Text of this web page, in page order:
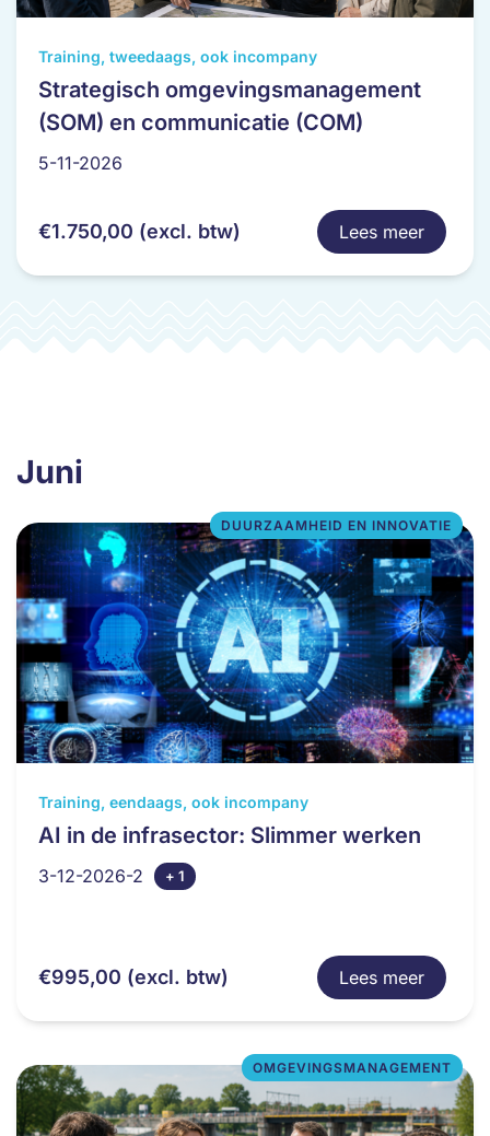
Training, tweedaags, ook incompany
Strategisch omgevingsmanagement
(SOM) en communicatie (COM)
5-11-2026
€1.750,00 (excl. btw) Lees meer
Dit
product
heeft
meerdere
variaties.
kan
Juni
Training, eendaags, ook incompany
AI in de infrasector: Slimmer werken
3-12-2026-2 + 1
DUURZAAMHEID EN INNOVATIE
€995,00 (excl. btw) Lees meer
Dit
product
meerdere
kan
op
de
productpagina
OMGEVINGSMANAGEMENT